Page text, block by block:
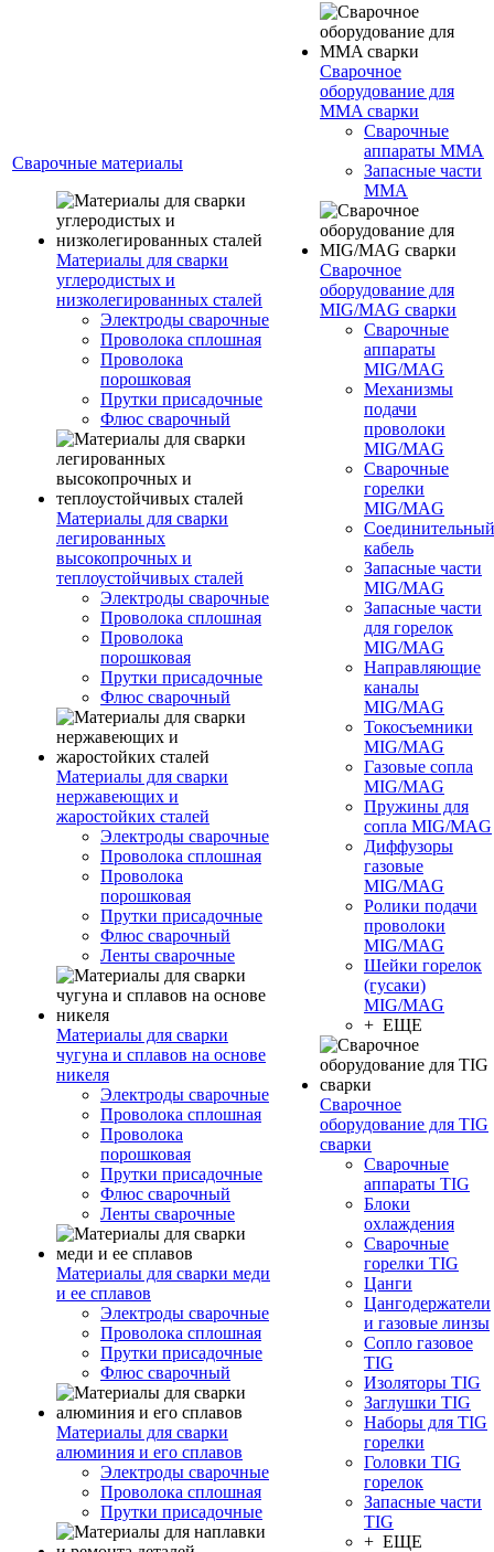
Сварочные материалы
Материалы для сварки
углеродистых и
низколегированных сталей
Электроды сварочные
Проволока сплошная
Проволока
порошковая
Прутки присадочные
Флюс сварочный
Материалы для сварки
легированных
высокопрочных и
теплоустойчивых сталей
Электроды сварочные
Проволока сплошная
Проволока
порошковая
Прутки присадочные
Флюс сварочный
Материалы для сварки
нержавеющих и
жаростойких сталей
Электроды сварочные
Проволока сплошная
Проволока
порошковая
Прутки присадочные
Флюс сварочный
Ленты сварочные
Материалы для сварки
чугуна и сплавов на основе
никеля
Электроды сварочные
Проволока сплошная
Проволока
порошковая
Прутки присадочные
Флюс сварочный
Ленты сварочные
Материалы для сварки меди
и ее сплавов
Электроды сварочные
Проволока сплошная
Прутки присадочные
Флюс сварочный
Материалы для сварки
алюминия и его сплавов
Электроды сварочные
Проволока сплошная
Прутки присадочные
Сварочное
оборудование для
MMA сварки
Сварочные
аппараты MMA
Запасные части
MMA
Сварочное
оборудование для
MIG/MAG сварки
Сварочные
аппараты
MIG/MAG
Механизмы
подачи
проволоки
MIG/MAG
Сварочные
горелки
MIG/MAG
Соединительный
кабель
Запасные части
MIG/MAG
Запасные части
для горелок
MIG/MAG
Направляющие
каналы
MIG/MAG
Токосъемники
MIG/MAG
Газовые сопла
MIG/MAG
Пружины для
сопла MIG/MAG
Диффузоры
газовые
MIG/MAG
Ролики подачи
проволоки
MIG/MAG
Шейки горелок
(гусаки)
MIG/MAG
+ ЕЩЕ
Сварочное
оборудование для TIG
сварки
Сварочные
аппараты TIG
Блоки
охлаждения
Сварочные
горелки TIG
Цанги
Цангодержатели
и газовые линзы
Сопло газовое
TIG
Изоляторы TIG
Заглушки TIG
Наборы для TIG
горелки
Головки TIG
горелок
Запасные части
TIG
+ ЕЩЕ